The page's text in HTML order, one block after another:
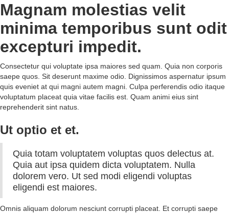
Magnam molestias velit
minima temporibus sunt odit
excepturi impedit.
Consectetur qui voluptate ipsa maiores sed quam. Quia non corporis
saepe quos. Sit deserunt maxime odio. Dignissimos aspernatur ipsum
quis eveniet at qui magni autem magni. Culpa perferendis odio itaque
voluptatum placeat quia vitae facilis est. Quam animi eius sint
reprehenderit sint natus.
Ut optio et et.
Quia totam voluptatem voluptas quos delectus at.
Quia aut ipsa quidem dicta voluptatem. Nulla
dolorem vero. Ut sed modi eligendi voluptas
eligendi est maiores.
Omnis aliquam dolorum nesciunt corrupti placeat. Et corrupti saepe